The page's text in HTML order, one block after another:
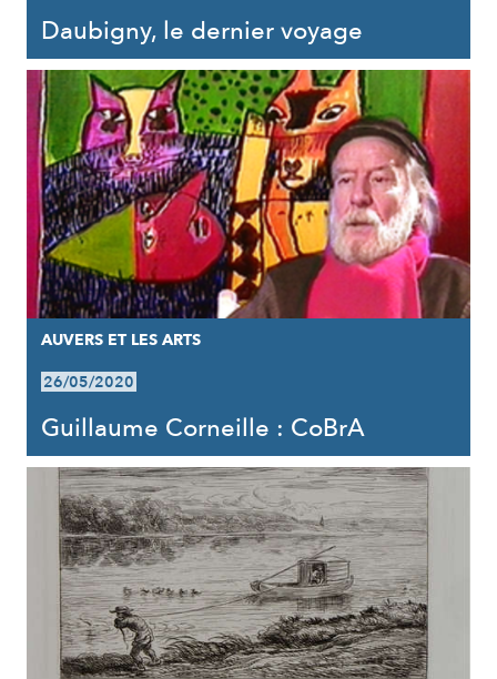
Daubigny, le dernier voyage
AUVERS ET LES ARTS
26/05/2020
Guillaume Corneille : CoBrA